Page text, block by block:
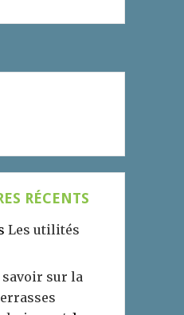
RÉCENTS
Les utilités
savoir sur la